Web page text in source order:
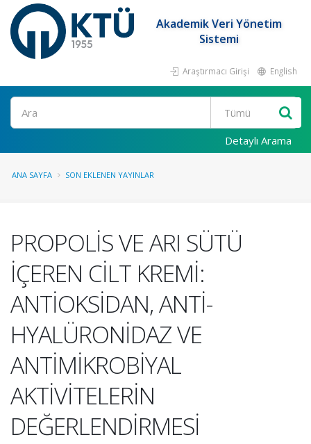
Akademik Veri Yönetim
Sistemi
Araştırmacı Girişi English
Ara
Detaylı Arama
ANA SAYFA SON EKLENEN YAYINLAR
PROPOLİS VE ARI SÜTÜ
İÇEREN CİLT KREMİ:
ANTİOKSİDAN, ANTİ-
HYALÜRONİDAZ VE
ANTİMİKROBİYAL
AKTİVİTELERİN
DEĞERLENDİRMESİ